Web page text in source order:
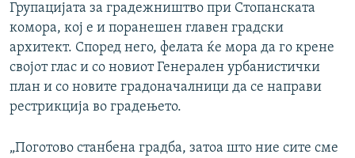
Групацијата за градежништво при Стопанската
комора, кој е и поранешен главен градски
архитект. Според него, фелата ќе мора да го крене
својот глас и со новиот Генерален урбанистички
план и со новите градоначалници да се направи
рестрикција во градењето.
„Поготово станбена градба, затоа што ние сите сме